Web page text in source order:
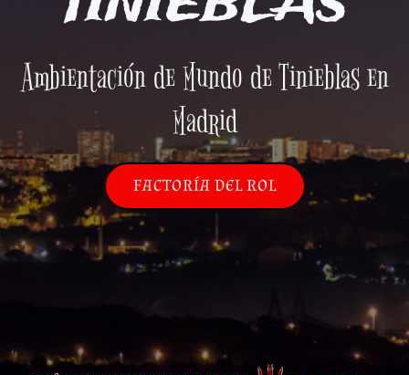
Ambientación de Mundo de Tinieblas en
Madrid
FACTORÍA DEL ROL